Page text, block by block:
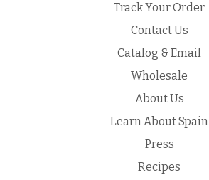
Track Your Order
Contact Us
Catalog & Email
Wholesale
About Us
Learn About Spain
Press
Recipes